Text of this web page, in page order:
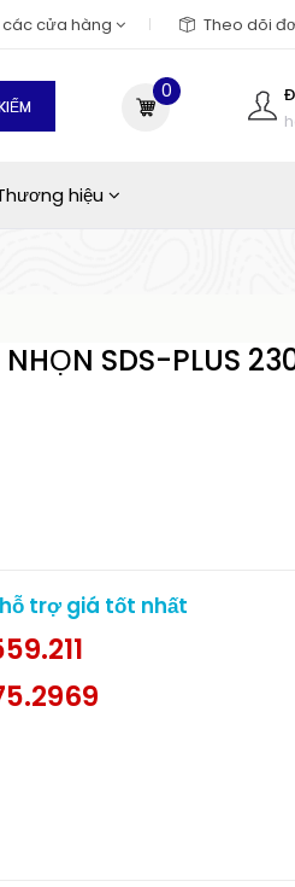
cửa hàng Theo dõi
0
hiệu
SDS-PLUS
trợ giá tốt nhất